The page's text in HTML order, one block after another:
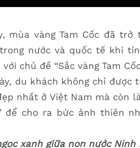
mùa vàng Tam Cốc đã trở
nước và quốc tế khi
chủ đề “Sắc vàng Tam
du khách không chỉ
nhất ở Việt Nam mà còn
để cho ra bức ảnh thiên
xanh giữa non nước Ninh